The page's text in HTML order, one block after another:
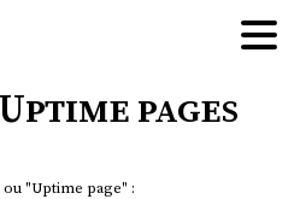
pages
"Uptime page" :